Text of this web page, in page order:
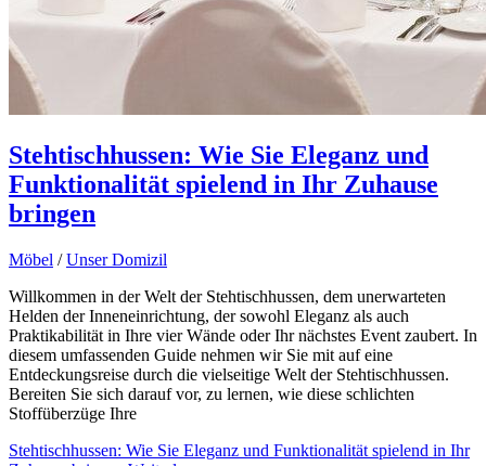
Stehtischhussen: Wie Sie Eleganz und
Funktionalität spielend in Ihr Zuhause
bringen
Möbel /Unser Domizil
Willkommen in der Welt der Stehtischhussen, dem unerwarteten
Helden der Inneneinrichtung, der sowohl Eleganz als auch
Praktikabilität in Ihre vier Wände oder Ihr nächstes Event zaubert. In
diesem umfassenden Guide nehmen wir Sie mit auf eine
Entdeckungsreise durch die vielseitige Welt der Stehtischhussen.
Bereiten Sie sich darauf vor, zu lernen, wie diese schlichten
Stoffüberzüge Ihre
Stehtischhussen: Wie Sie Eleganz und Funktionalität spielend in Ihr